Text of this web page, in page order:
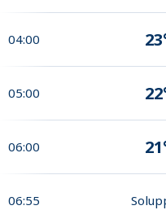
04:00
05:00
06:00
06:55